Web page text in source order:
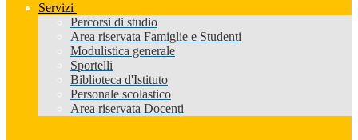
Servizi
Percorsi di studio
Area riservata Famiglie e Studenti
Modulistica generale
Sportelli
Biblioteca d'Istituto
Personale scolastico
Area riservata Docenti